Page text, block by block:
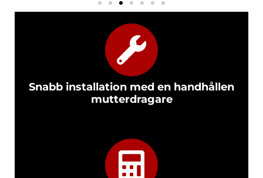
Snabb installation med en handhållen
mutterdragare